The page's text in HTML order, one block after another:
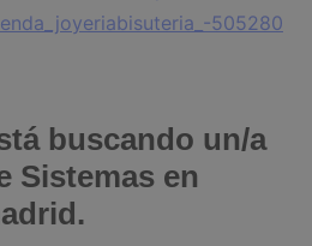
505280
buscando un/a
Sistemas en